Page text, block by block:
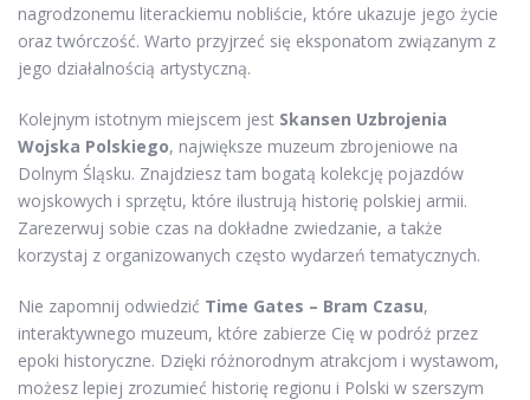
nagrodzonemu literackiemu nobliście, które ukazuje jego życie
oraz twórczość. Warto przyjrzeć się eksponatom związanym z
jego działalnością artystyczną.
Kolejnym istotnym miejscem jest Skansen Uzbrojenia
Wojska Polskiego, największe muzeum zbrojeniowe na
Dolnym Śląsku. Znajdziesz tam bogatą kolekcję pojazdów
wojskowych i sprzętu, które ilustrują historię polskiej armii.
Zarezerwuj sobie czas na dokładne zwiedzanie, a także
korzystaj z organizowanych często wydarzeń tematycznych.
Nie zapomnij odwiedzić Time Gates – Bram Czasu,
interaktywnego muzeum, które zabierze Cię w podróż przez
epoki historyczne. Dzięki różnorodnym atrakcjom i wystawom,
możesz lepiej zrozumieć historię regionu i Polski w szerszym